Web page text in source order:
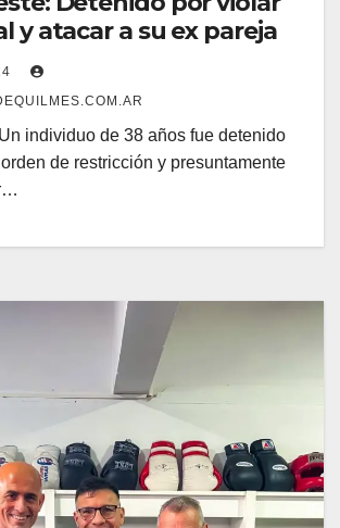
y atacar a su ex pareja
individuo de 38 años fue detenido
de restricción y presuntamente